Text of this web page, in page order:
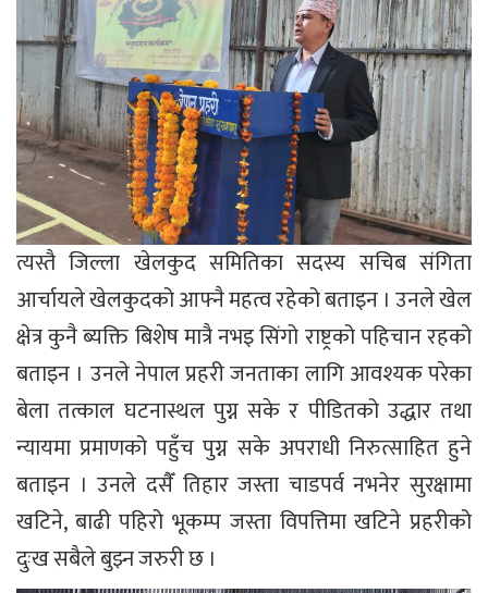
त्यस्तै जिल्ला खेलकुद समितिका सदस्य सचिब संगिता
आर्चायले खेलकुदको आफ्नै महत्व रहेको बताइन । उनले खेल
क्षेत्र कुनै ब्यक्ति बिशेष मात्रै नभइ सिंगो राष्ट्रको पहिचान रहको
बताइन । उनले नेपाल प्रहरी जनताका लागि आवश्यक परेका
बेला तत्काल घटनास्थल पुग्न सके र पीडितको उद्धार तथा
न्यायमा प्रमाणको पहुँच पुग्न सके अपराधी निरुत्साहित हुने
बताइन । उनले दसैँ तिहार जस्ता चाडपर्व नभनेर सुरक्षामा
खटिने, बाढी पहिरो भूकम्प जस्ता विपत्तिमा खटिने प्रहरीको
दुःख सबैले बुझ्न जरुरी छ ।